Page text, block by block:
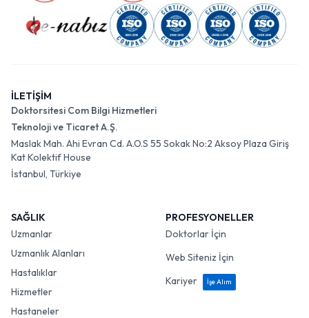
İLETİŞİM
Doktorsitesi Com Bilgi Hizmetleri
Teknoloji ve Ticaret A.Ş.
Maslak Mah. Ahi Evran Cd. A.O.S 55 Sokak No:2 Aksoy Plaza Giriş
Kat Kolektif House
İstanbul, Türkiye
SAĞLIK
Uzmanlar
Uzmanlık Alanları
Hastalıklar
Hizmetler
Hastaneler
PROFESYONELLER
Doktorlar İçin
Web Siteniz İçin
Kariyer
İşe Alım